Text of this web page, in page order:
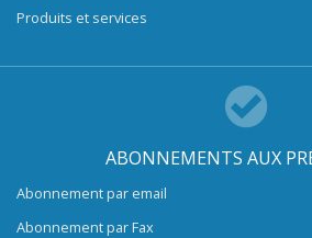
Produits et services
ABONNEMENTS AUX
Abonnement par email
Abonnement par Fax